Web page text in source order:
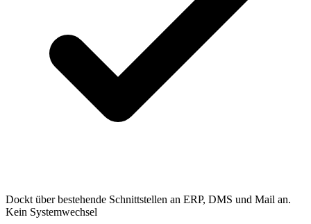
Dockt über bestehende Schnittstellen an ERP, DMS und Mail an.
Kein Systemwechsel